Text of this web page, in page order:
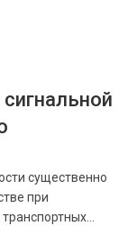
существенно
при